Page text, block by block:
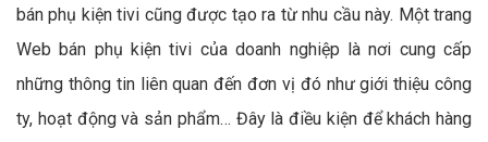
bán phụ kiện tivi cũng được tạo ra từ nhu cầu này. Một trang
Web bán phụ kiện tivi của doanh nghiệp là nơi cung cấp
những thông tin liên quan đến đơn vị đó như giới thiệu công
ty, hoạt động và sản phẩm… Đây là điều kiện để khách hàng